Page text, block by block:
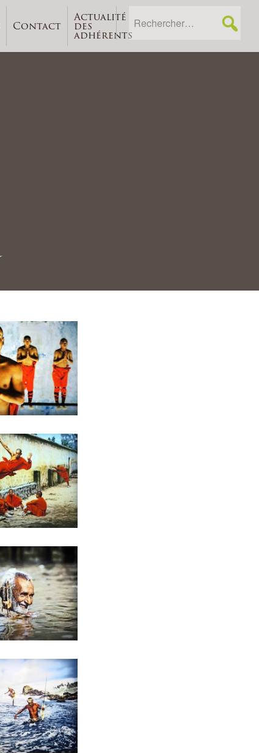
Contact
Actualité
des
adhérents